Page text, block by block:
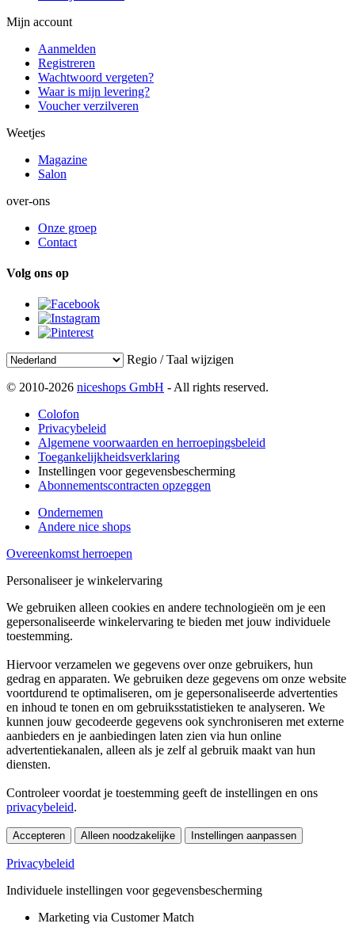
Mijn account
Aanmelden
Registreren
Wachtwoord vergeten?
Waar is mijn levering?
Voucher verzilveren
Weetjes
Magazine
Salon
over-ons
Onze groep
Contact
Volg ons op
Regio / Taal wijzigen
© 2010-2026 niceshops GmbH - All rights reserved.
Colofon
Privacybeleid
Algemene voorwaarden en herroepingsbeleid
Toegankelijkheidsverklaring
Instellingen voor gegevensbescherming
Abonnementscontracten opzeggen
Ondernemen
Andere nice shops
Overeenkomst herroepen
Personaliseer je winkelervaring
We gebruiken alleen cookies en andere technologieën om je een
gepersonaliseerde winkelervaring te bieden met jouw individuele
toestemming.
Hiervoor verzamelen we gegevens over onze gebruikers, hun
gedrag en apparaten. We gebruiken deze gegevens om onze website
voortdurend te optimaliseren, om je gepersonaliseerde advertenties
en inhoud te tonen en om gebruiksstatistieken te analyseren. We
kunnen jouw gecodeerde gegevens ook synchroniseren met externe
aanbieders en je aanbiedingen laten zien via hun online
advertentiekanalen, alleen als je zelf al gebruik maakt van hun
diensten.
Controleer voordat je toestemming geeft de instellingen en ons
privacybeleid.
Accepteren Alleen noodzakelijke Instellingen aanpassen
Privacybeleid
Individuele instellingen voor gegevensbescherming
Marketing via Customer Match